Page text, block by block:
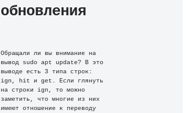
обновления
Обращали ли вы внимание на
вывод sudo apt update? В это
выводе есть 3 типа строк:
ign, hit и get. Если глянуть
на строки ign, то можно
заметить, что многие из них
имеют отношение к переводу